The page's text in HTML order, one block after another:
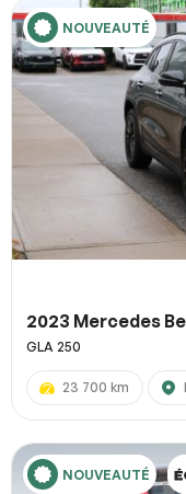
NOUVEAUTÉ
2023 Mercedes
GLA 250
23 700 km
NOUVEAUTÉ